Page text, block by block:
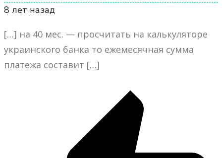
8 лет назад
[…] на 40 мес. — просчитать на калькуляторе
украинского банка то ежемесячная сумма
платежа составит […]